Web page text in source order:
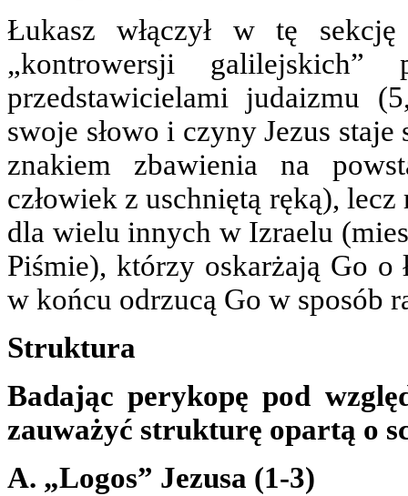
Łukasz włączył w tę
„kontrowersji
przedstawicielami judaizmu
swoje słowo i czyny Jezus
znakiem zbawienia na
człowiek z uschniętą ręką),
dla wielu innych w Izraelu
Piśmie), którzy oskarżają Go
w końcu odrzucą Go w sposób
Struktura
Badając perykopę pod
zauważyć strukturę opartą o
A. „Logos” Jezusa (1-3)